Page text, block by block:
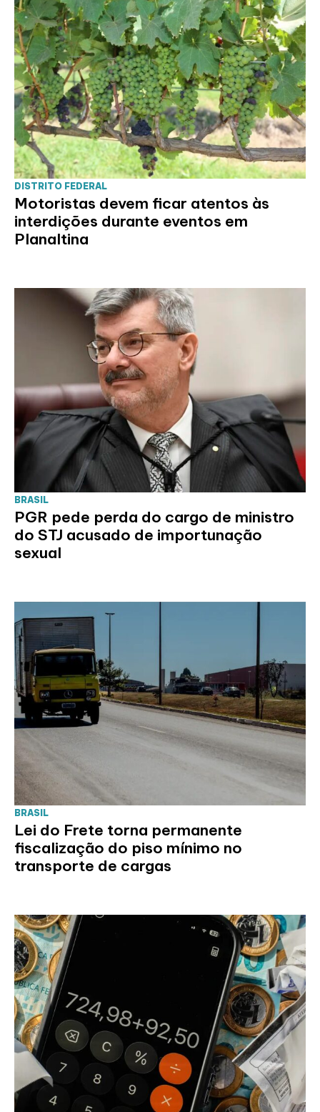
DISTRITO FEDERAL
Motoristas devem ficar atentos às
interdições durante eventos em
Planaltina
BRASIL
PGR pede perda do cargo de ministro
do STJ acusado de importunação
sexual
BRASIL
Lei do Frete torna permanente
fiscalização do piso mínimo no
transporte de cargas